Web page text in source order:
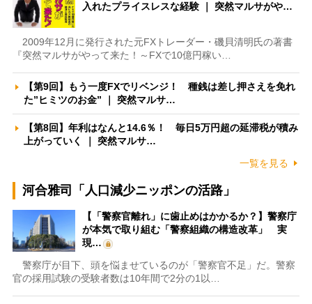
入れたプライスレスな経験 ｜ 突然マルサがや…
2009年12月に発行された元FXトレーダー・磯貝清明氏の著書
『突然マルサがやって来た！～FXで10億円稼い…
【第9回】もう一度FXでリベンジ！ 種銭は差し押さえを免れ
た”ヒミツのお金” ｜ 突然マルサ…
【第8回】年利はなんと14.6％！ 毎日5万円超の延滞税が積み
上がっていく ｜ 突然マルサ…
一覧を見る
河合雅司「人口減少ニッポンの活路」
【「警察官離れ」に歯止めはかかるか？】警察庁
が本気で取り組む「警察組織の構造改革」 実
現…
警察庁が目下、頭を悩ませているのが「警察官不足」だ。警察
官の採用試験の受験者数は10年間で2分の1以…